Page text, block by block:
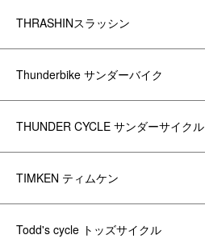
THRASHINスラッシン
Thunderbike サンダーバイク
THUNDER CYCLE サンダーサイクル
TIMKEN ティムケン
Todd's cycle トッズサイクル